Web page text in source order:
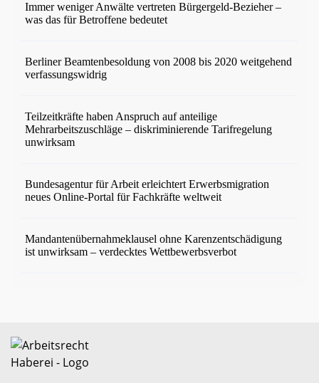
Immer weniger Anwälte vertreten Bürgergeld-Bezieher –
was das für Betroffene bedeutet
Berliner Beamtenbesoldung von 2008 bis 2020 weitgehend
verfassungswidrig
Teilzeitkräfte haben Anspruch auf anteilige
Mehrarbeitszuschläge – diskriminierende Tarifregelung
unwirksam
Bundesagentur für Arbeit erleichtert Erwerbsmigration
neues Online-Portal für Fachkräfte weltweit
Mandantenübernahmeklausel ohne Karenzentschädigung
ist unwirksam – verdecktes Wettbewerbsverbot